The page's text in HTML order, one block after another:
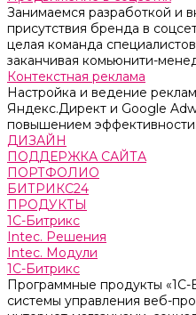
Занимаемся разработкой и
присутствия бренда в
целая команда
заканчивая комьюнити-
Контекстная реклама
Настройка и ведение
Яндекс.Директ и Google
повышением эффективности.
ДИЗАЙН
ПОДДЕРЖКА САЙТА
ПОРТФОЛИО
БИТРИКС24
ПРОДУКТЫ
1С-Битрикс
Intec. Решения
Intec. Модули
1С-Битрикс
Программные продукты
системы управления веб-